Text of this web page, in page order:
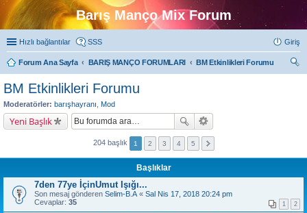
Barış Manço Mix Forum
Hızlı bağlantılar SSS Giriş
Forum Ana Sayfa BARIŞ MANÇO FORUMLARI
BM Etkinlikleri Forumu
BM Etkinlikleri Forumu
Moderatörler: barışhayranı Mod
Yeni Başlık
204 başlık 1 2 3 4 5
Başlıklar
7den 77ye İçinUmut Işığı...
Son mesaj gönderen Selim-B.A « Sal Nis 17, 2018 20:24 pm
Cevaplar: 35 1 2